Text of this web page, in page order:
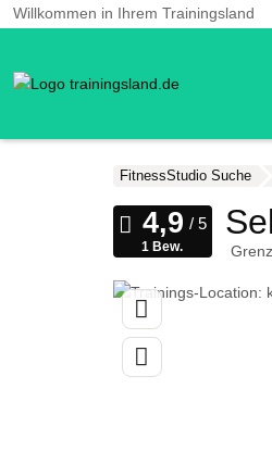
Willkommen in Ihrem Trainingsland
FitnessStudio Suche
1 Bew.